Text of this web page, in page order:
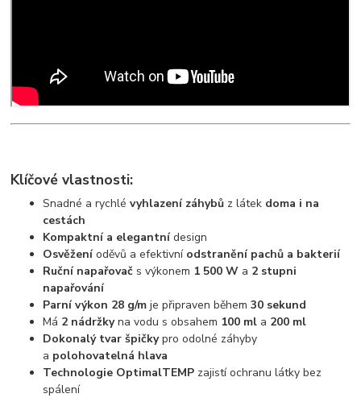
Klíčové vlastnosti:
Snadné a rychlé vyhlazení záhybů z látek doma i na
cestách
Kompaktní a elegantnídesign
Osvěženíoděvů a efektivníodstranění pachů a bakterií
Ruční napařovač s výkonem 1 500 W a 2 stupni
napařování
Parní výkon 28 g/m je připraven během30 sekund
Má 2 nádržkyna vodu s obsahem 100 ml a 200 ml
Dokonalý tvar špičkypro odolné záhyby
a polohovatelná hlava
Technologie OptimalTEMP zajistí ochranu látky bez
spálení